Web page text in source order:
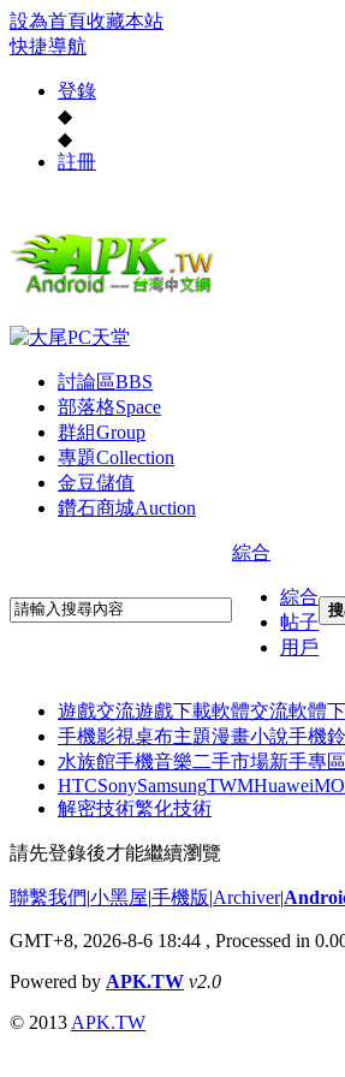
設為首頁收藏本站
快捷導航
登錄
◆
◆
註冊
討論區BBS
部落格Space
群組Group
專題Collection
金豆儲值
鑽石商城Auction
綜合
綜合
帖子
用戶
遊戲交流遊戲下載軟體交流軟體
手機影視桌布主題漫畫小說手機
水族館手機音樂二手市場新手專區
HTCSonySamsungTWMHuawei
解密技術繁化技術
請先登錄後才能繼續瀏覽
聯繫我們|小黑屋|手機版|Archiver|
GMT+8, 2026-8-6 18:44 , Processed in
Powered by APK.TW v2.0
© 2013 APK.TW